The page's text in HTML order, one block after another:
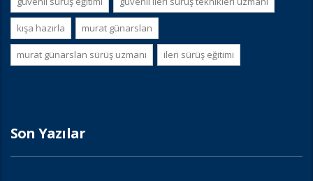
kışa hazırla murat günarslan
murat günarslan sürüş uzmanı i̇leri sürüş eğitimi
Son Yazılar